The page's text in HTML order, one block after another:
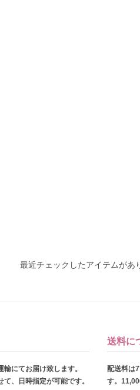
最近チェックしたアイテムがあ
にてお届け致します。
、日時指定が可能です。
送料に
配送料は
す。